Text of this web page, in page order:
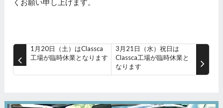
くお願い申し上げます。
1月20日（土）はClassca
工場が臨時休業となります
3月21日（水）祝日は
Classca工場が臨時休業と
なります